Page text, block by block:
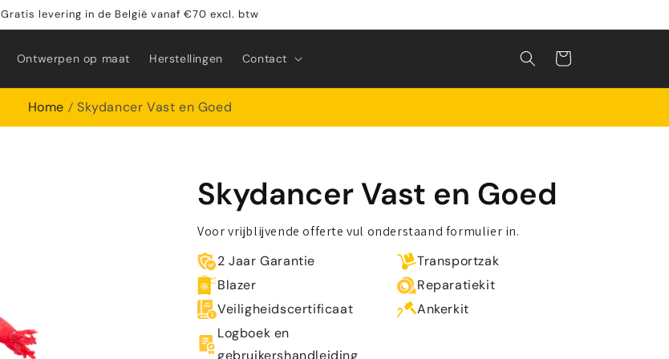
Gratis levering in de België vanaf €70 excl. btw
Ontwerpen op maat Herstellingen Contact Winkelwagen
Home Skydancer Vast en Goed
Skydancer Vast en Goed
Voor vrijblijvende offerte vul onderstaand formulier in.
2 Jaar Garantie
Blazer
Veiligheidscertificaat
Logboek en
gebruikershandleiding
Transportzak
Reparatiekit
Ankerkit